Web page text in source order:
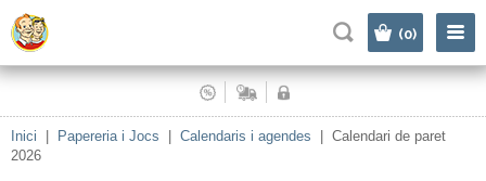
(0)
Inici Papereria i Jocs Calendaris i agendes
Calendari de paret
2026